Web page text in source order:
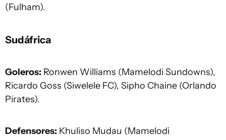
(Fulham).
Sudáfrica
Goleros: Ronwen Williams (Mamelodi Sundowns),
Ricardo Goss (Siwelele FC), Sipho Chaine (Orlando
Pirates).
Defensores: Khuliso Mudau (Mamelodi